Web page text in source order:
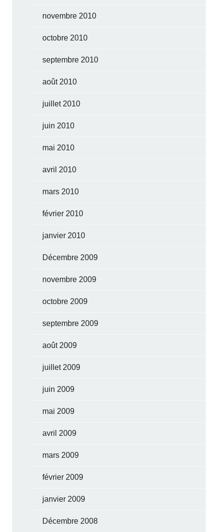
novembre 2010
octobre 2010
septembre 2010
août 2010
juillet 2010
juin 2010
mai 2010
avril 2010
mars 2010
février 2010
janvier 2010
Décembre 2009
novembre 2009
octobre 2009
septembre 2009
août 2009
juillet 2009
juin 2009
mai 2009
avril 2009
mars 2009
février 2009
janvier 2009
Décembre 2008